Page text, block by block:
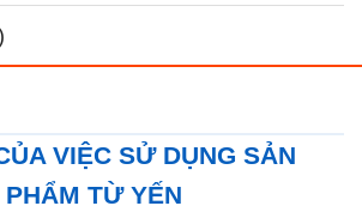
VIỆC SỬ DỤNG SẢN
PHẨM TỪ YẾN